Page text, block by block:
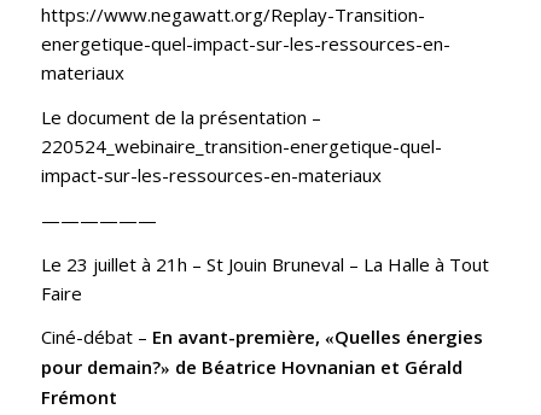
https://www.negawatt.org/Replay-Transition-
energetique-quel-impact-sur-les-ressources-en-
materiaux
Le document de la présentation –
220524_webinaire_transition-energetique-quel-
impact-sur-les-ressources-en-materiaux
——————
Le 23 juillet à 21h – St Jouin Bruneval – La Halle à Tout
Faire
Ciné-débat – En avant-première, «Quelles énergies
pour demain?» de Béatrice Hovnanian et Gérald
Frémont